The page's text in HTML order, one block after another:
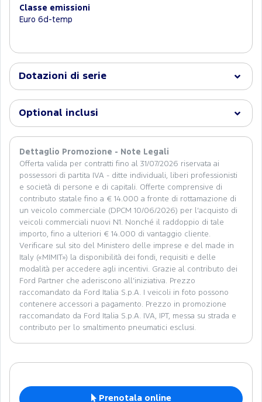
Classe emissioni
Euro 6d-temp
Dotazioni di serie
Optional inclusi
Dettaglio Promozione - Note Legali
Offerta valida per contratti fino al 31/07/2026 riservata ai
possessori di partita IVA - ditte individuali, liberi professionisti
e società di persone e di capitali. Offerte comprensive di
contributo statale fino a € 14.000 a fronte di rottamazione di
un veicolo commerciale (DPCM 10/06/2026) per l’acquisto di
veicoli commerciali nuovi N1. Nonché il raddoppio di tale
importo, fino a ulteriori € 14.000 di vantaggio cliente.
Verificare sul sito del Ministero delle imprese e del made in
Italy («MIMIT») la disponibilità dei fondi, requisiti e delle
modalità per accedere agli incentivi. Grazie al contributo dei
Ford Partner che aderiscono all’iniziativa. Prezzo
raccomandato da Ford Italia S.p.A. I veicoli in foto possono
contenere accessori a pagamento. Prezzo in promozione
raccomandato da Ford Italia S.p.A. IVA, IPT, messa su strada e
contributo per lo smaltimento pneumatici esclusi.
Prenotala online